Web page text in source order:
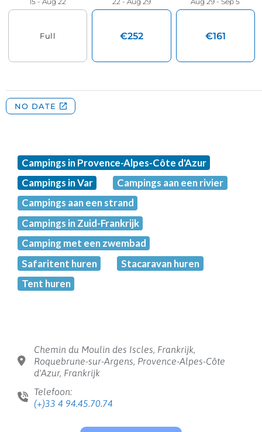
Campings in Provence-Alpes-Côte d'Azur
Campings in Var
Campings aan een rivier
Campings aan een strand
Campings in Zuid-Frankrijk
Camping met een zwembad
Safaritent huren
Stacaravan huren
Tent huren
Chemin du Moulin des Iscles, Frankrijk,
Roquebrune-sur-Argens, Provence-Alpes-Côte
d'Azur, Frankrijk
Telefoon:
(+)33 4 94.45.70.74